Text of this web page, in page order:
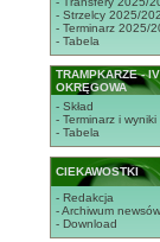
- Strzelcy 2025/
- Terminarz 2025/
- Tabela
TRAMPKARZE -
OKRĘGOWA
- Skład
- Terminarz i wyniki
- Tabela
CIEKAWOSTKI
- Redakcja
- Archiwum newsów
- Download